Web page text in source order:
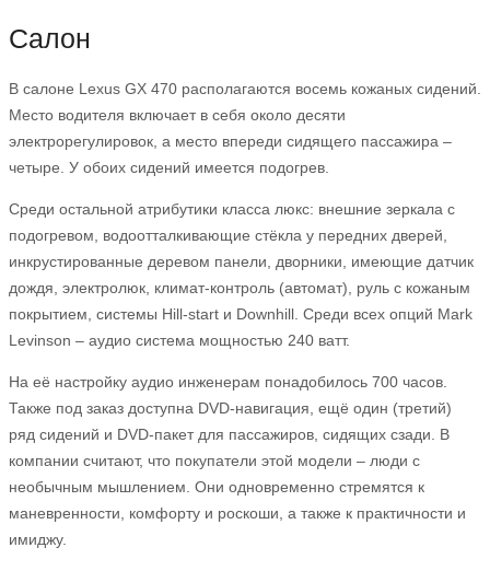
Салон
В салоне Lexus GX 470 располагаются восемь кожаных сидений.
Место водителя включает в себя около десяти
электрорегулировок, а место впереди сидящего пассажира –
четыре. У обоих сидений имеется подогрев.
Среди остальной атрибутики класса люкс: внешние зеркала с
подогревом, водоотталкивающие стёкла у передних дверей,
инкрустированные деревом панели, дворники, имеющие датчик
дождя, электролюк, климат-контроль (автомат), руль с кожаным
покрытием, системы Hill-start и Downhill. Среди всех опций Mark
Levinson – аудио система мощностью 240 ватт.
На её настройку аудио инженерам понадобилось 700 часов.
Также под заказ доступна DVD-навигация, ещё один (третий)
ряд сидений и DVD-пакет для пассажиров, сидящих сзади. В
компании считают, что покупатели этой модели – люди с
необычным мышлением. Они одновременно стремятся к
маневренности, комфорту и роскоши, а также к практичности и
имиджу.